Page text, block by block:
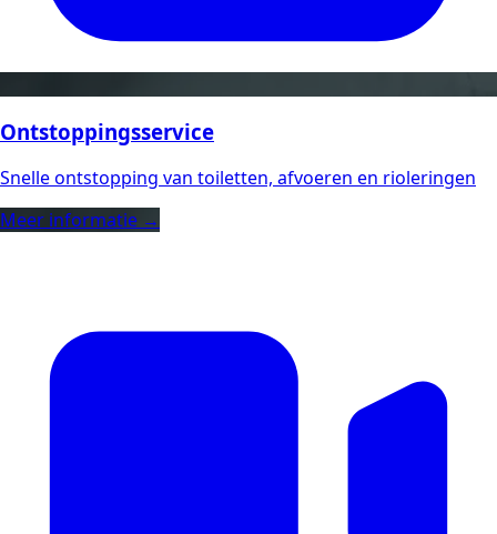
Ontstoppingsservice
Snelle ontstopping van toiletten, afvoeren en rioleringen
Meer informatie →